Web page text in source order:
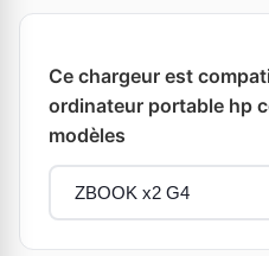
Ce chargeur est
ordinateur portable hp
modèles